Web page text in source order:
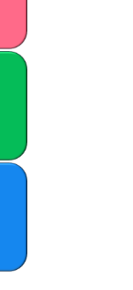
な使用権をお客
アの使用権とは、
ソフトウェア1部
、お客さまは、許
製、複写したり、
ることができませ
リカバリーメディ
ィアまたは、お客